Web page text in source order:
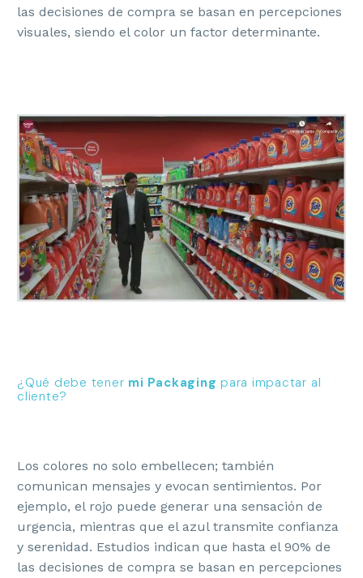
las decisiones de compra se basan en percepciones
visuales, siendo el color un factor determinante.
¿Qué debe tener mi Packaging para impactar al
cliente?
Los colores no solo embellecen; también
comunican mensajes y evocan sentimientos. Por
ejemplo, el rojo puede generar una sensación de
urgencia, mientras que el azul transmite confianza
y serenidad. Estudios indican que hasta el 90% de
las decisiones de compra se basan en percepciones